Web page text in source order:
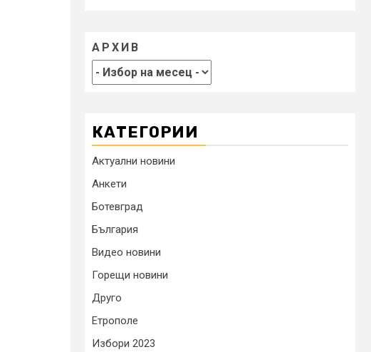
АРХИВ
КАТЕГОРИИ
Актуални новини
Анкети
Ботевград
България
Видео новини
Горещи новини
Друго
Етрополе
Избори 2023